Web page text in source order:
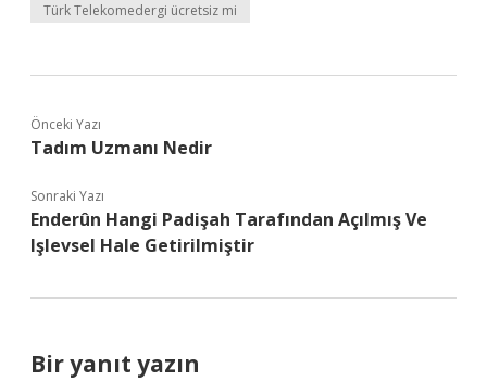
Türk Telekomedergi ücretsiz mi
Önceki Yazı
Tadım Uzmanı Nedir
Sonraki Yazı
Enderûn Hangi Padişah Tarafından Açılmış Ve
Işlevsel Hale Getirilmiştir
Bir yanıt yazın